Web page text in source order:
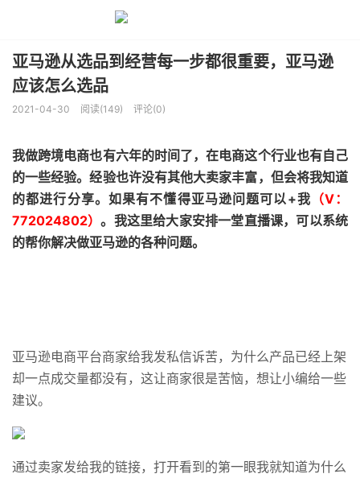
亚马逊从选品到经营每一步都很重要，亚马逊
应该怎么选品
2021-04-30 阅读(149) 评论(0)
我做跨境电商也有六年的时间了，在电商这个行业也有自己
的一些经验。经验也许没有其他大卖家丰富，但会将我知道
的都进行分享。如果有不懂得亚马逊问题可以+我 （V：
772024802）。我这里给大家安排一堂直播课，可以系统
的帮你解决做亚马逊的各种问题。
亚马逊电商平台商家给我发私信诉苦，为什么产品已经上架
却一点成交量都没有，这让商家很是苦恼，想让小编给一些
建议。
通过卖家发给我的链接，打开看到的第一眼我就知道为什么